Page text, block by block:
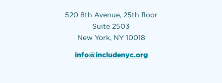
520 8th Avenue, 25th floor
Suite 2503
New York, NY 10018
info@includenyc.org